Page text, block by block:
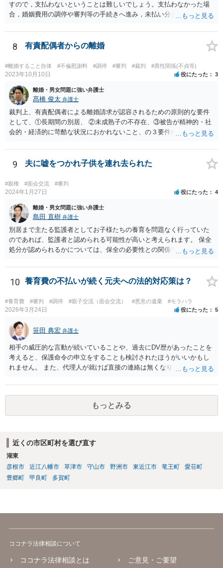
すので，支払わないということは難しいでしょう。支払わなかった場
合，婚姻費用の調停や審判等の手続きへ進み，未払い分として差押を
8 有責配偶者からの離婚
#離婚すること自体 #不倫慰謝料 #調停 #審判 #裁判 #異性関係(不貞等)
2023年10月10日 役にたった 3
離婚・男女問題に強い弁護士
髙橋 俊太 弁護士
裁判上、有責配偶者による離婚請求が認容されるための原則的な要件
として、①長期間の別居、 ②未成熟子の不存在、③被告が精神的・社
会的・経済的に苛酷な状況におかれないこと、の３要件が必要である
監護しており（②）、仮に離婚を認容すれば、専業主婦の貴方が経済
的に過酷な状況におかれる可能性がありますので（③）、現時点で
は、夫側の離婚請求は裁判では認められにくい状況であると考えられ
ます。 一方で、期間が経過して子が成人した場合（②）、別居期間は
すでに１０年超となり、婚姻期間の３分の１程度とはいえ相当程度の
長期別居となるので（①）、③の点がクリアされれば、夫側の離婚請
求が認容される余地はあります（専門的には、③は被告側から反論し
なければならないことです）。別居期間何年であれば要件①が常に充
たされるといった定式はなく、事案に応じて総合的に判断されるとこ
ろです。
9 夫に嘘をつかれ子供を連れ去られた
#親権 #面会交流 #審判
2024年1月27日 役にたった 4
離婚・男女問題に強い弁護士
島田 直樹 弁護士
別居まで主たる監護者としてお子様たちの養育を問題なく行っていた
のであれば、監護者と認められる可能性が高いと考えられます。 保全
処分が認められるかについては、保全の必要性との関係でなんともい
す。 精神的なご負担も大きいと思いますが、担当の弁護士とよく相談
しながら手続を進めてください。
10 養育費の不払いが続く元夫への法的対応策は？
#養育費 #審判 #調停 #親子交流（面会交流） #悪意の遺棄 #モラハラ
2026年3月24日 役にたった 5
笹田 典宏 弁護士
相手の威圧的な言動が続いていることや、過去にDV歴があったことを
考えると、保護命令の申立をすることも検討されたほうがいいかもし
れません。 また、代理人が就けば直接の連絡は無くなりますので、ご
やりとりが相当ご心労になっていると見受けられますので、一度弁護
士や行政の相談窓口にご相談されることをお勧め致します。
もっとみる
近くの市区町村を選び直す
湖東
彦根市
近江八幡市 草津市 守山市 野洲市 東近江市 竜王町
愛荘町
豊郷町
甲良町 多賀町
ココナラ法律相談について
ココナラ法律相談とは ご意見・ご要望